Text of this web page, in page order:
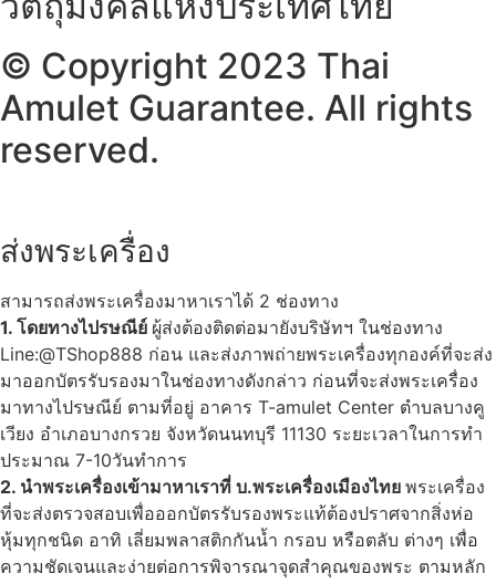
© Copyright 2023 Thai
Amulet Guarantee. All rights
reserved.
ส่งพระเครื่อง
สามารถส่งพระเครื่องมาหาเราได้ 2 ช่องทาง
1. โดยทางไปรษณีย์ ผู้ส่งต้องติดต่อมายังบริษัทฯ ในช่องทาง
Line:@TShop888 ก่อน และส่งภาพถ่ายพระเครื่องทุกองค์ที่จะส่ง
มาออกบัตรรับรองมาในช่องทางดังกล่าว ก่อนที่จะส่งพระเครื่อง
มาทางไปรษณีย์ ตามที่อยู่ อาคาร T-amulet Center ตำบลบางคู
เวียง อำเภอบางกรวย จังหวัดนนทบุรี 11130 ระยะเวลาในการทำ
ประมาณ 7-10วันทำการ
2. นำพระเครื่องเข้ามาหาเราที่ บ.พระเครื่องเมืองไทย พระเครื่อง
ที่จะส่งตรวจสอบเพื่อออกบัตรรับรองพระแท้ต้องปราศจากสิ่งห่อ
หุ้มทุกชนิด อาทิ เลี่ยมพลาสติกกันน้ำ กรอบ หรือตลับ ต่างๆ เพื่อ
ความชัดเจนและง่ายต่อการพิจารณาจุดสำคุณของพระ ตามหลัก